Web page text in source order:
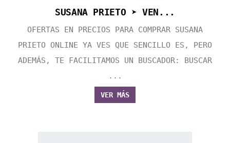
SUSANA PRIETO ➤ VEN...
OFERTAS EN PRECIOS PARA COMPRAR SUSANA
PRIETO ONLINE YA VES QUE SENCILLO ES, PERO
ADEMÁS, TE FACILITAMOS UN BUSCADOR: BUSCAR
...
VER MÁS